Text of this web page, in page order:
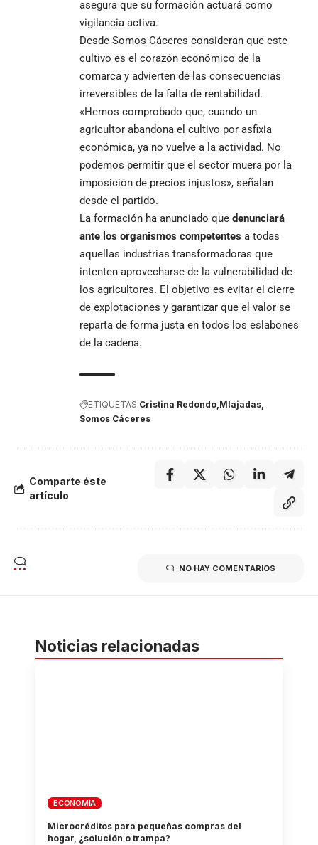
asegura que su formación actuará como
vigilancia activa.
Desde Somos Cáceres consideran que este
cultivo es el corazón económico de la
comarca y advierten de las consecuencias
irreversibles de la falta de rentabilidad.
«Hemos comprobado que, cuando un
agricultor abandona el cultivo por asfixia
económica, ya no vuelve a la actividad. No
podemos permitir que el sector muera por la
imposición de precios injustos», señalan
desde el partido.
La formación ha anunciado que denunciará
ante los organismos competentes a todas
aquellas industrias transformadoras que
intenten aprovecharse de la vulnerabilidad de
los agricultores. El objetivo es evitar el cierre
de explotaciones y garantizar que el valor se
reparta de forma justa en todos los eslabones
de la cadena.
ETIQUETAS Cristina Redondo MIajadas
Somos Cáceres
Comparte éste
artículo
NO HAY COMENTARIOS
Noticias relacionadas
ECONOMÍA
Microcréditos para pequeñas compras del
hogar, ¿solución o trampa?